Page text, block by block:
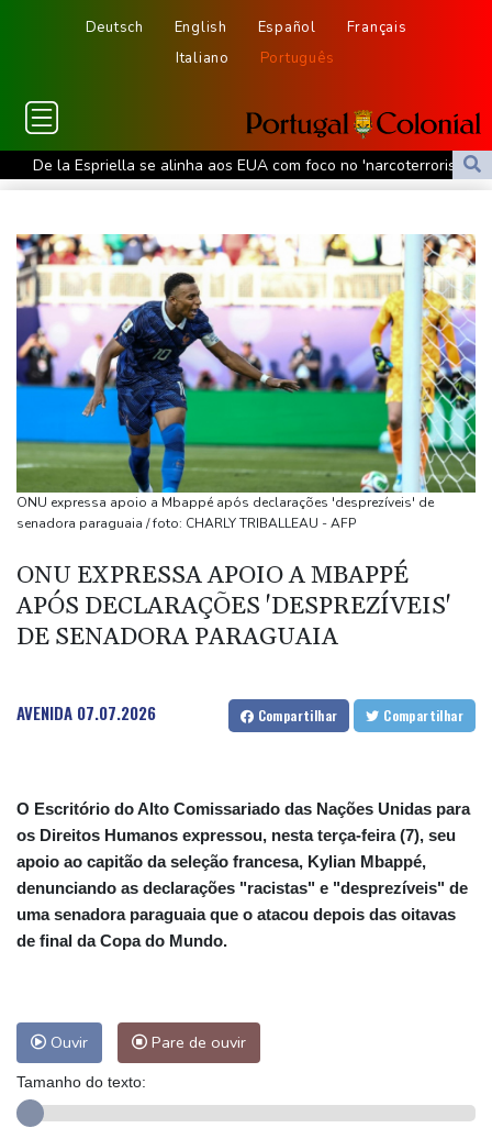
Deutsch English Español
Français
Italiano
Português
De la Espriella se alinha aos EUA com foco no 'narcoterrorismo'
Trump vai recorrer após Justiça bloquear obra de salão de baile
'narcoterrorismo'
De la Espriella assume o poder na Colômbia com apoio de Trump
na guerra contra o tráfico
Laudo aponta que Brandon Clarke, jogador da NBA, teve morte
por overdose acidental
Ataques de rebeldes houthis deixam 10 mortos em região
petrolífera do Iêmen
Espanha impõe controles fronteiriços à Itália em meio a crise
migratória
De la Espriella chega ao poder na Colômbia com apoio de Trump
na guerra contra o tráfico
Milhares marcham na Argentina no dia de São Caetano,
padroeiro do pão e do trabalho
ONU expressa apoio a Mbappé após declarações 'desprezíveis' de
senadora paraguaia / foto: CHARLY TRIBALLEAU - AFP
ONU EXPRESSA APOIO A MBAPPÉ
APÓS DECLARAÇÕES 'DESPREZÍVEIS'
DE SENADORA PARAGUAIA
AVENIDA 07.07.2026 Compartilhar Compartilhar
O Escritório do Alto Comissariado das Nações Unidas para
os Direitos Humanos expressou, nesta terça-feira (7), seu
apoio ao capitão da seleção francesa, Kylian Mbappé,
denunciando as declarações "racistas" e "desprezíveis" de
uma senadora paraguaia que o atacou depois das oitavas
de final da Copa do Mundo.
Ouvir Pare de ouvir
Tamanho do texto: